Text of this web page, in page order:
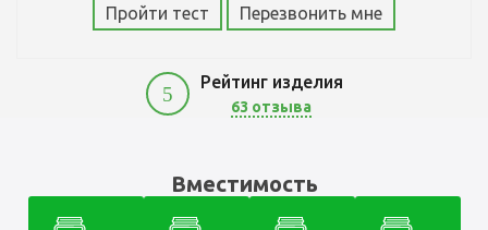
Пройти тест Перезвонить мне
5
Рейтинг изделия
63 отзыва
Вместимость